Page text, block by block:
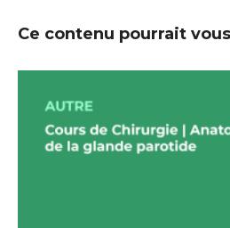
Ce contenu pourrait